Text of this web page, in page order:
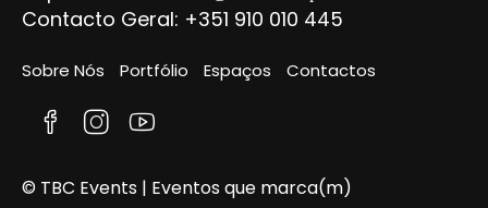
Contacto Geral: +351 910 010 445
Sobre Nós Portfólio Espaços Contactos
© TBC Events | Eventos que marca(m)